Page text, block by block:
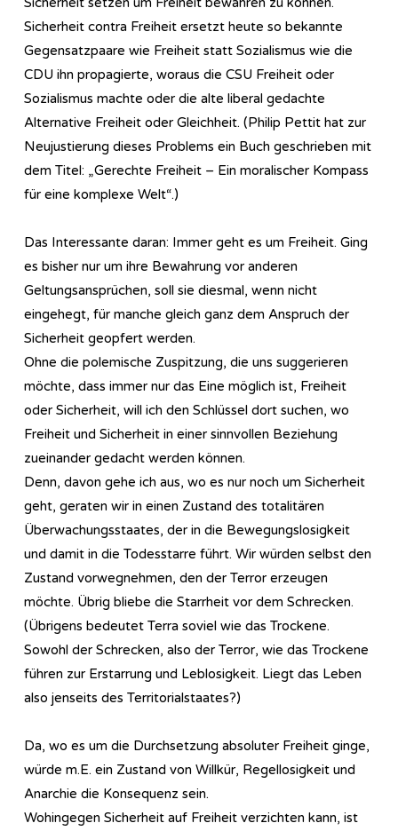
Sicherheit contra Freiheit ersetzt heute so bekannte
Gegensatzpaare wie Freiheit statt Sozialismus wie die
CDU ihn propagierte, woraus die CSU Freiheit oder
Sozialismus machte oder die alte liberal gedachte
Alternative Freiheit oder Gleichheit. (Philip Pettit hat zur
Neujustierung dieses Problems ein Buch geschrieben mit
dem Titel: „Gerechte Freiheit – Ein moralischer Kompass
für eine komplexe Welt“.)
Das Interessante daran: Immer geht es um Freiheit. Ging
es bisher nur um ihre Bewahrung vor anderen
Geltungsansprüchen, soll sie diesmal, wenn nicht
eingehegt, für manche gleich ganz dem Anspruch der
Sicherheit geopfert werden.
Ohne die polemische Zuspitzung, die uns suggerieren
möchte, dass immer nur das Eine möglich ist, Freiheit
oder Sicherheit, will ich den Schlüssel dort suchen, wo
Freiheit und Sicherheit in einer sinnvollen Beziehung
zueinander gedacht werden können.
Denn, davon gehe ich aus, wo es nur noch um Sicherheit
geht, geraten wir in einen Zustand des totalitären
Überwachungsstaates, der in die Bewegungslosigkeit
und damit in die Todesstarre führt. Wir würden selbst den
Zustand vorwegnehmen, den der Terror erzeugen
möchte. Übrig bliebe die Starrheit vor dem Schrecken.
(Übrigens bedeutet Terra soviel wie das Trockene.
Sowohl der Schrecken, also der Terror, wie das Trockene
führen zur Erstarrung und Leblosigkeit. Liegt das Leben
also jenseits des Territorialstaates?)
Da, wo es um die Durchsetzung absoluter Freiheit ginge,
würde m.E. ein Zustand von Willkür, Regellosigkeit und
Anarchie die Konsequenz sein.
Wohingegen Sicherheit auf Freiheit verzichten kann, ist